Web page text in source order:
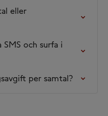
eller
och surfa i
per samtal?